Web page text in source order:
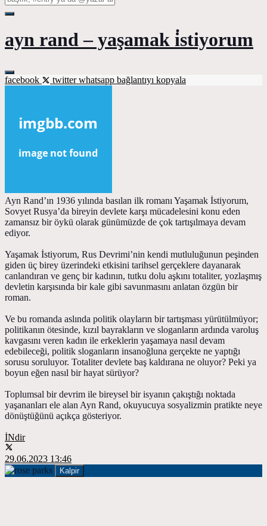
ayn rand – yaşamak i̇stiyorum
facebook twitterwhatsapp bağlantıyı kopyala
Ayn Rand’ın 1936 yılında basılan ilk romanı Yaşamak İstiyorum,
Sovyet Rusya’da bireyin devlete karşı mücadelesini konu eden
zamansız bir öykü olarak günümüzde de çok tartışılmaya devam
ediyor.
Yaşamak İstiyorum, Rus Devrimi’nin kendi mutluluğunun peşinden
giden üç birey üzerindeki etkisini tarihsel gerçeklere dayanarak
canlandıran ve genç bir kadının, tutku dolu aşkını totaliter, yozlaşmış
devletin karşısında bir kale gibi savunmasını anlatan özgün bir
roman.
Ve bu romanda aslında politik olayların bir tartışması yürütülmüyor;
politikanın ötesinde, kızıl bayrakların ve sloganların ardında varoluş
kavgasını veren kadın ile erkeklerin yaşamaya nasıl devam
edebileceği, politik sloganların insanoğluna gerçekte ne yaptığı
sorusu soruluyor. Totaliter devlete baş kaldırana ne oluyor? Peki ya
boyun eğen nasıl bir hayat sürüyor?
Toplumsal bir devrim ile bireysel bir isyanın çakıştığı noktada
yaşananları ele alan Ayn Rand, okuyucuya sosyalizmin pratikte neye
dönüştüğünü açıkça gösteriyor.
İNdir
29.06.2023 13:46
Kalpir